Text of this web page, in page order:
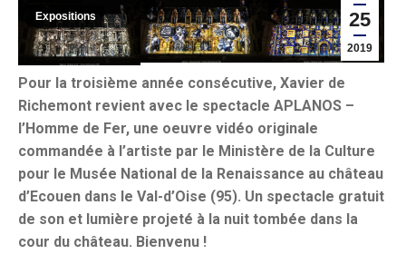
25
2019
Expositions
Pour la troisième année consécutive, Xavier de
Richemont revient avec le spectacle APLANOS –
l’Homme de Fer, une oeuvre vidéo originale
commandée à l’artiste par le Ministère de la Culture
pour le Musée National de la Renaissance au château
d’Ecouen dans le Val-d’Oise (95). Un spectacle gratuit
de son et lumière projeté à la nuit tombée dans la
cour du château. Bienvenu !